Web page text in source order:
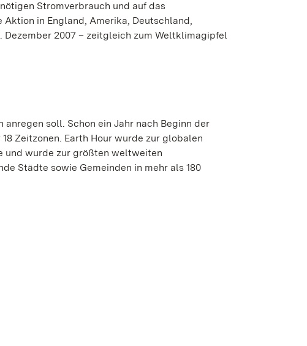
Stromverbrauch und auf das
in England, Amerika, Deutschland,
2007 – zeitgleich zum Weltklimagipfel
anregen soll. Schon ein Jahr nach Beginn der
Zeitzonen. Earth Hour wurde zur globalen
und wurde zur größten weltweiten
Städte sowie Gemeinden in mehr als 180